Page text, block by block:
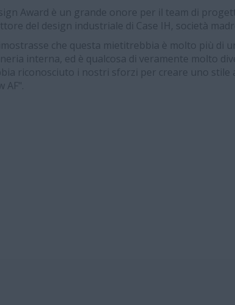
Award è un grande onore per il team di
del design industriale di Case IH, società
che questa mietitrebbia è molto più di
interna, ed è qualcosa di veramente molto
riconosciuto i nostri sforzi per creare uno stile
AF".